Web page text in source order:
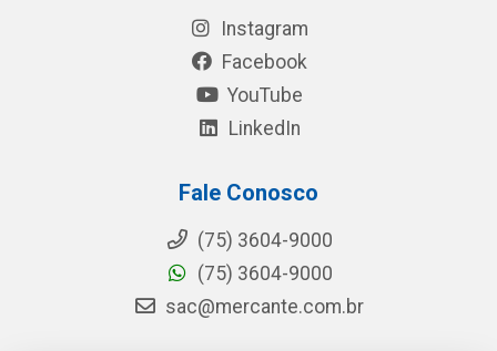
Instagram
Facebook
YouTube
LinkedIn
Fale Conosco
(75) 3604-9000
(75) 3604-9000
sac@mercante.com.br